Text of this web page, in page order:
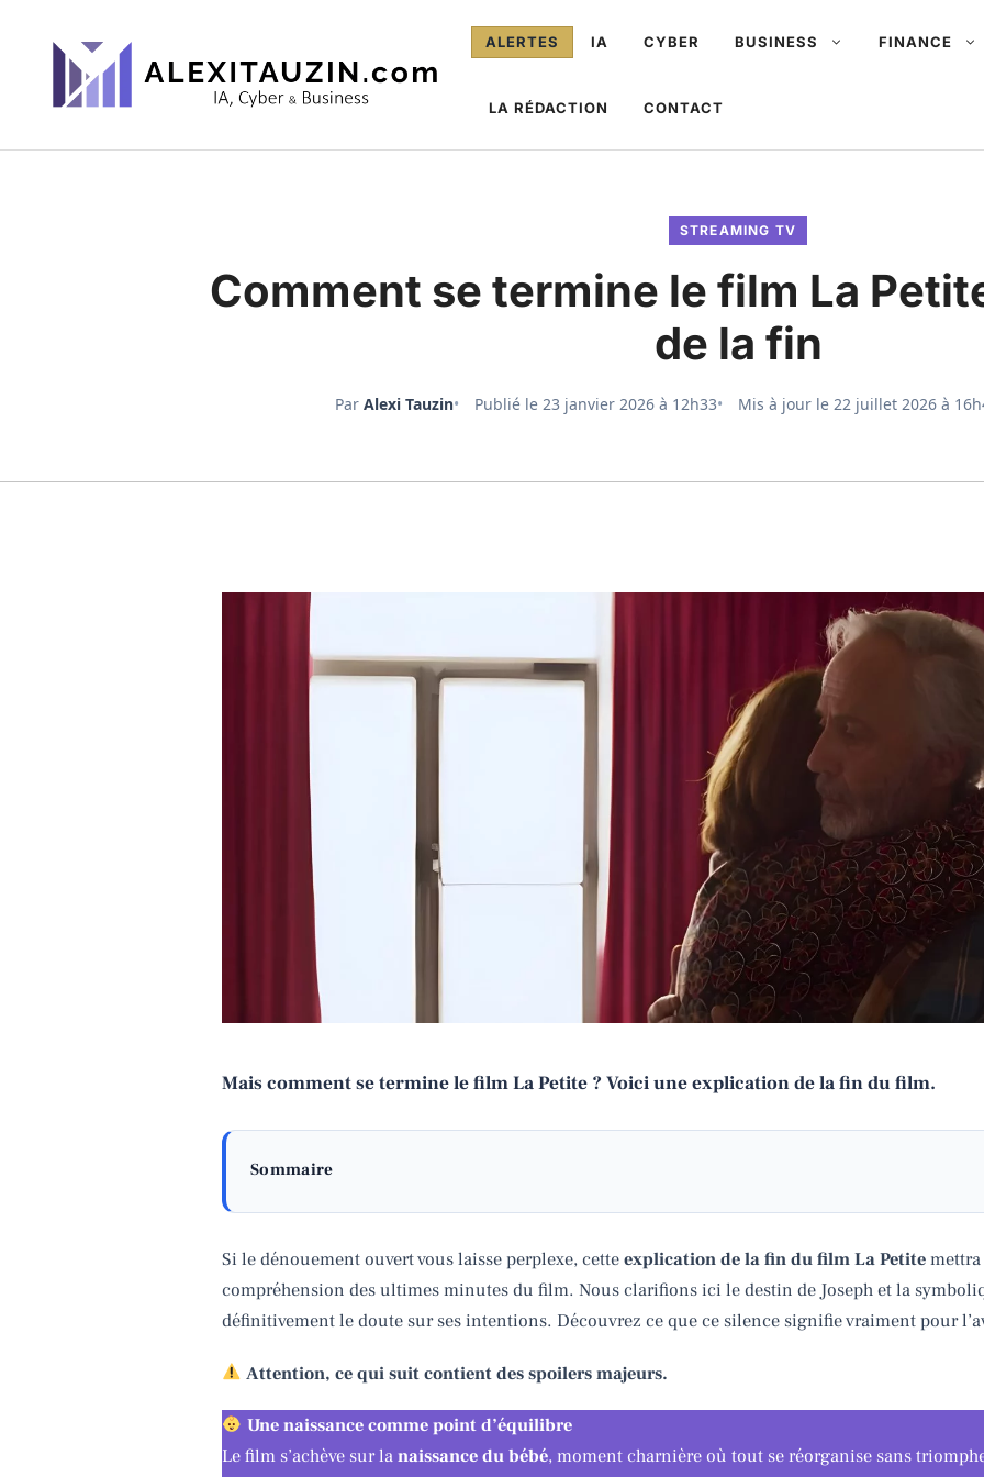
contenu
ALERTES IA CYBER BUSINESS FINANCE
LA RÉDACTION CONTACT
STREAMING TV
Comment se termine le film La
de la fin
Par Alexi Tauzin Publié le 23 janvier 2026 à 12h33 Mis à jour le 22 juillet 2026 à
Mais comment se termine le film La Petite ? Voici une explication de la fin du film.
Sommaire
Si le dénouement ouvert vous laisse perplexe, cetteexplication de la fin du film La Petitemettra
compréhension des ultimes minutes du film. Nous clarifions ici le destin de Joseph et la
définitivement le doute sur ses intentions. Découvrez ce que ce silence signifie vraiment pour
Attention, ce qui suit contient des spoilers majeurs.
Une naissance comme point d’équilibre
Le film s’achève sur lanaissance du bébé, moment charnière où tout se réorganise sans